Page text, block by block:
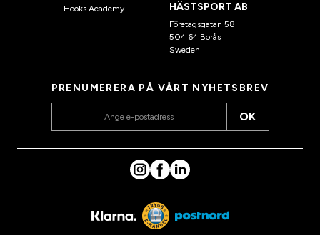
Hööks Academy
HÄSTSPORT AB
Företagsgatan 58
504 64 Borås
Sweden
PRENUMERERA PÅ VÅRT NYHETSBREV
OK